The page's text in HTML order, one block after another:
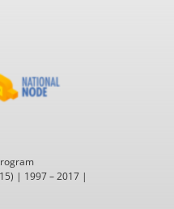
| 1997 – 2017 |